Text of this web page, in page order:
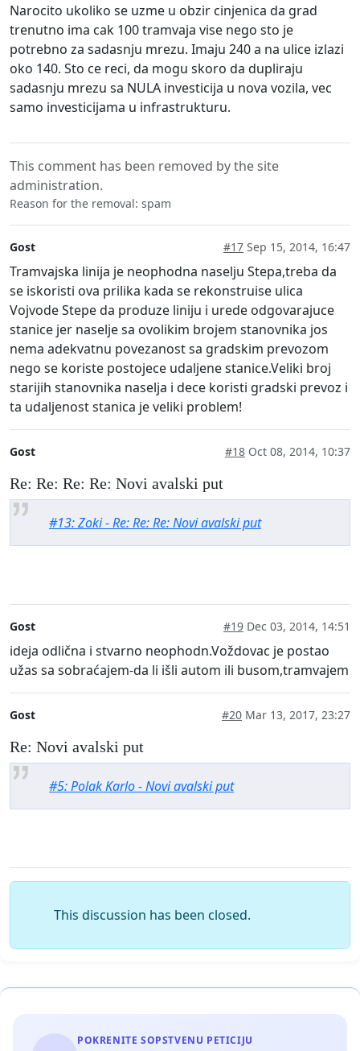
Narocito ukoliko se uzme u obzir cinjenica da grad
trenutno ima cak 100 tramvaja vise nego sto je
potrebno za sadasnju mrezu. Imaju 240 a na ulice izlazi
oko 140. Sto ce reci, da mogu skoro da dupliraju
sadasnju mrezu sa NULA investicija u nova vozila, vec
samo investicijama u infrastrukturu.
This comment has been removed by the site
administration.
Reason for the removal: spam
Gost #17 Sep 15, 2014, 16:47
Tramvajska linija je neophodna naselju Stepa,treba da
se iskoristi ova prilika kada se rekonstruise ulica
Vojvode Stepe da produze liniju i urede odgovarajuce
stanice jer naselje sa ovolikim brojem stanovnika jos
nema adekvatnu povezanost sa gradskim prevozom
nego se koriste postojece udaljene stanice.Veliki broj
starijih stanovnika naselja i dece koristi gradski prevoz i
ta udaljenost stanica je veliki problem!
Gost #18 Oct 08, 2014, 10:37
Re: Re: Re: Re: Novi avalski put
#13: Zoki - Re: Re: Re: Novi avalski put
Gost #19 Dec 03, 2014, 14:51
ideja odlična i stvarno neophodn.Voždovac je postao
užas sa sobraćajem-da li išli autom ili busom,tramvajem
Gost #20 Mar 13, 2017, 23:27
Re: Novi avalski put
#5: Polak Karlo - Novi avalski put
This discussion has been closed.
POKRENITE SOPSTVENU PETICIJU